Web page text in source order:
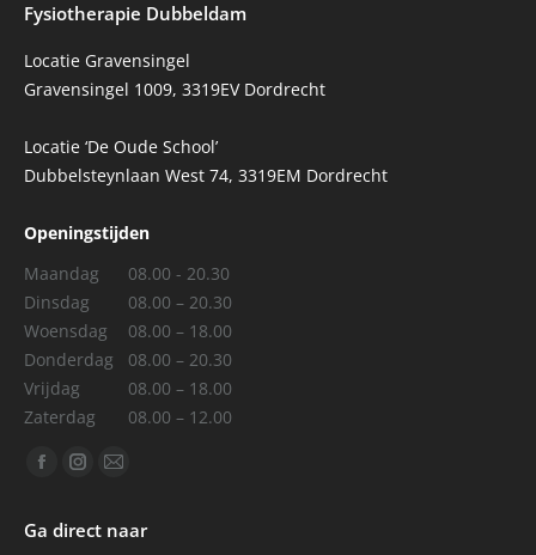
Fysiotherapie Dubbeldam
Locatie Gravensingel
Gravensingel 1009, 3319EV Dordrecht
Locatie ‘De Oude School’
Dubbelsteynlaan West 74, 3319EM Dordrecht
Openingstijden
Maandag
08.00 - 20.30
Dinsdag
08.00 – 20.30
Woensdag
08.00 – 18.00
Donderdag
08.00 – 20.30
Vrijdag
08.00 – 18.00
Zaterdag
08.00 – 12.00
Vind ons op:
Facebook
opens
Instagram
opens
Mail
opens
Ga direct naar